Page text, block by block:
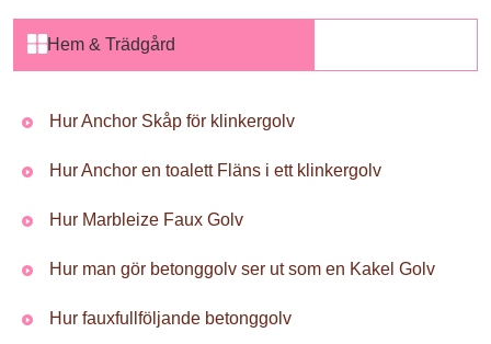
Hem & Trädgård
Hur Anchor Skåp för klinkergolv
Hur Anchor en toalett Fläns i ett klinkergolv
Hur Marbleize Faux Golv
Hur man gör betonggolv ser ut som en Kakel Golv
Hur fauxfullföljande betonggolv